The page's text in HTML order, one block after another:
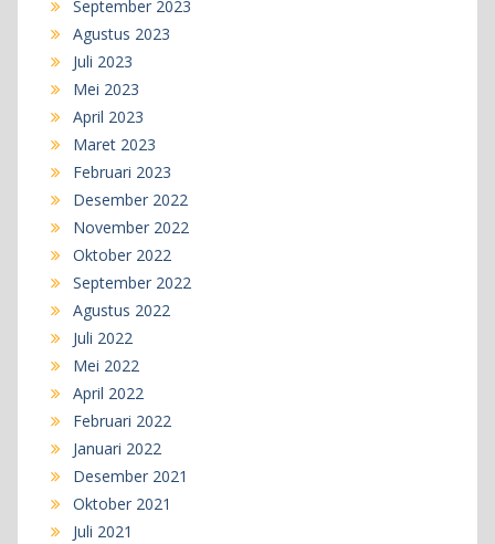
September 2023
Agustus 2023
Juli 2023
Mei 2023
April 2023
Maret 2023
Februari 2023
Desember 2022
November 2022
Oktober 2022
September 2022
Agustus 2022
Juli 2022
Mei 2022
April 2022
Februari 2022
Januari 2022
Desember 2021
Oktober 2021
Juli 2021